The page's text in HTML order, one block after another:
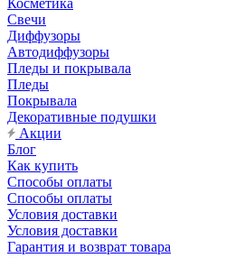
Косметика
Свечи
Диффузоры
Автодиффузоры
Пледы и покрывала
Пледы
Покрывала
Декоративные подушки
Акции
Блог
Как купить
Способы оплаты
Способы оплаты
Условия доставки
Условия доставки
Гарантия и возврат товара